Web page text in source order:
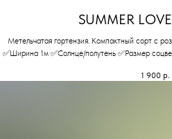
SUMMER
Метельчатая гортензия. Компактный сорт с
✅Ширина 1м ✅Солнце/полутень ✅Размер
1 900 р.